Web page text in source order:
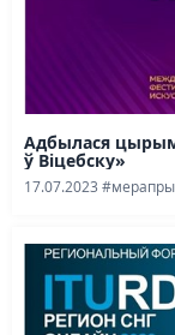
Адбылася
ў Віцебску»
17.07.2023